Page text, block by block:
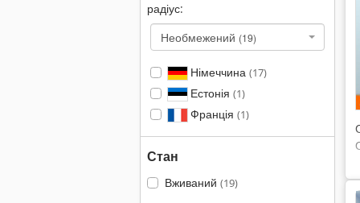
радіус:
Необмежений (19)
Німеччина (17)
Естонія (1)
Франція (1)
Стан
Вживаний (19)